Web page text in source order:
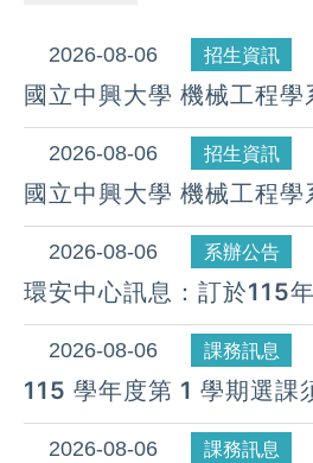
2026-08-06 招生資訊
國立中興大學 機械工程學系碩士
度 第26梯次遞補公告(
2026-08-06 招生資訊
國立中興大學 機械工程學系碩士
度 第25梯次遞補公告(
2026-08-06 系辦公告
環安中心訊息：訂於115
08:30~下午17:00假惠蓀
新進人員職業安全衛生教
2026-08-06 課務訊息
115 學年度第 1 學期選課
所(COURSE
SEMESTER)
2026-08-06 課務訊息